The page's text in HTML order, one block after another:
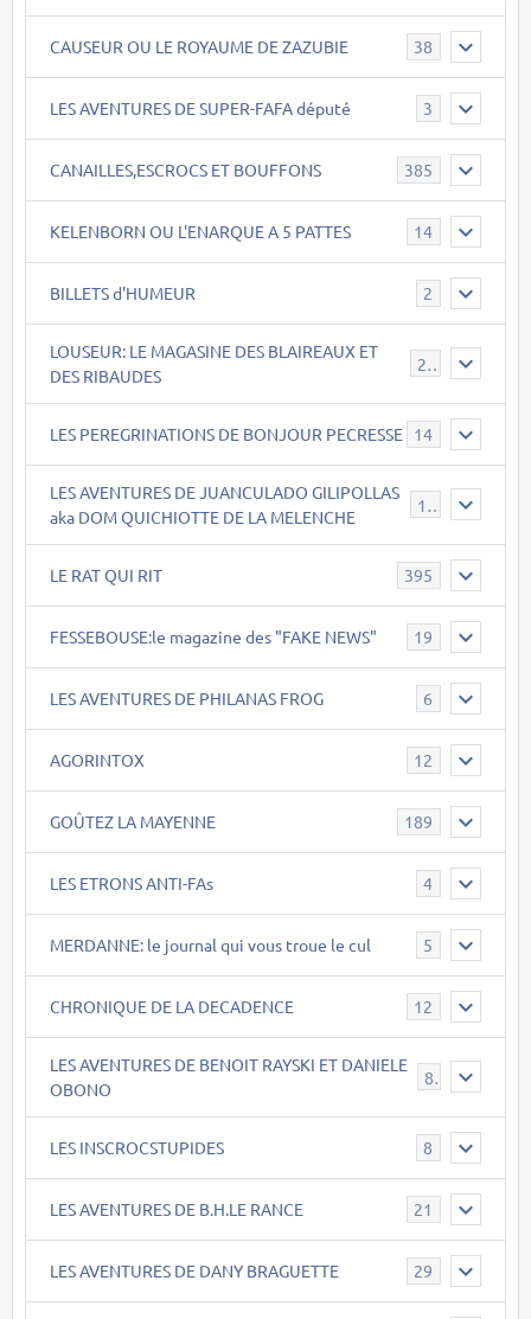
CAUSEUR OU LE ROYAUME DE ZAZUBIE 38
LES AVENTURES DE SUPER-FAFA député 3
CANAILLES,ESCROCS ET BOUFFONS 385
KELENBORN OU L'ENARQUE A 5 PATTES 14
BILLETS d'HUMEUR 2
LOUSEUR: LE MAGASINE DES BLAIREAUX ET
DES RIBAUDES
21
LES PEREGRINATIONS DE BONJOUR PECRESSE 14
LES AVENTURES DE JUANCULADO GILIPOLLAS
aka DOM QUICHIOTTE DE LA MELENCHE
119
LE RAT QUI RIT 395
FESSEBOUSE:le magazine des "FAKE NEWS" 19
LES AVENTURES DE PHILANAS FROG 6
AGORINTOX 12
GOÛTEZ LA MAYENNE 189
LES ETRONS ANTI-FAs 4
MERDANNE: le journal qui vous troue le cul 5
CHRONIQUE DE LA DECADENCE 12
LES AVENTURES DE BENOIT RAYSKI ET DANIELE
OBONO
8
LES INSCROCSTUPIDES 8
LES AVENTURES DE B.H.LE RANCE 21
LES AVENTURES DE DANY BRAGUETTE 29